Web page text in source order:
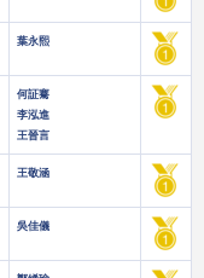
葉永熙
何証騫
李泓進
王晉言
王敬涵
吳佳儀